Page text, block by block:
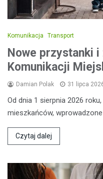
Komunikacja Transport
Nowe przystanki
Komunikacji
Damian Polak 31 lipca
Od dnia 1 sierpnia 2026
mieszkańców,
Czytaj dalej